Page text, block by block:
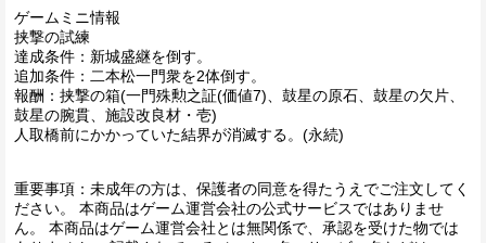
ゲームミニ情報
挟撃の試練
達成条件：新城盛継を倒す。
追加条件：二本松一門衆を2体倒す。
報酬：挟撃の箱(一門殊勲之証(価値7)、鼓星の原石、鼓星の欠片、
鼓星の腕貫、施設改良材・壱)
人取橋前にかかっていた結界が消滅する。(永続)
重要事項：未成年の方は、保護者の同意を得たうえでご注文してく
ださい。 本商品はゲーム運営会社の公式サービスではありませ
ん。 本商品はゲーム運営会社とは無関係で、承認を受けた物では